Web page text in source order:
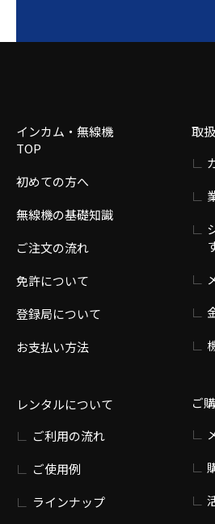
インカム・無線機
TOP
初めての方へ
無線機の基礎知識
ご注文の流れ
免許について
登録局について
お支払い方法
レンタルについて
ご利用の流れ
ご使用例
ラインナップ
取
ご